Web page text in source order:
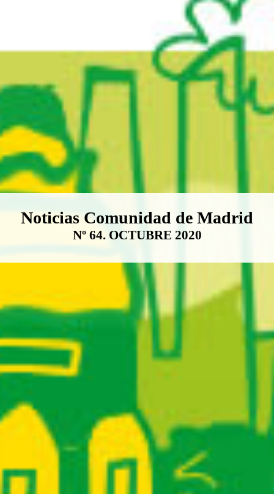
Boletín Noticias Comunidad de
Noticias Comunidad de Madrid
Nº 64. OCTUBRE 2020